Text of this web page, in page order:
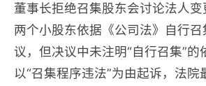
董事长拒绝召集股东会讨论法人变
两个小股东依据《公司法》自行
议，但决议中未注明“自行召集”的
以“召集程序违法”为由起诉，法院